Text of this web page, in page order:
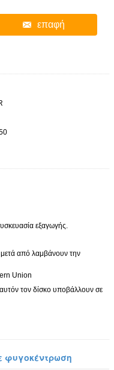
επαφή
εξαγωγής.
μετά από λαμβάνουν την
Union
τον δίσκο υποβάλλουν σε
φυγοκέντρωση